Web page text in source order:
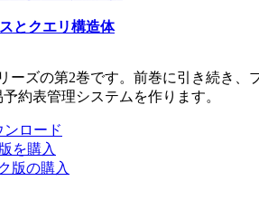
とクエリ構造体
ーズの第2巻です。前巻に引き続き
約表管理システムを作ります。
ンロード
を購入
版の購入